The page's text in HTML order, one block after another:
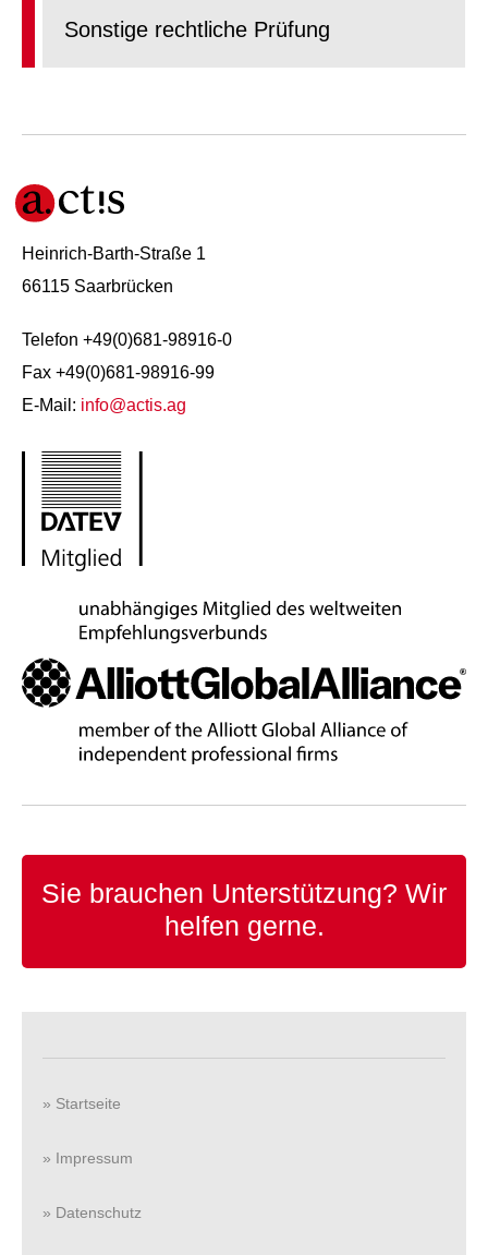
Sonstige rechtliche Prüfung
Heinrich-Barth-Straße 1
66115 Saarbrücken
Telefon +49(0)681-98916-0
Fax +49(0)681-98916-99
E-Mail: info@actis.ag
Sie brauchen Unterstützung? Wir
helfen gerne.
» Startseite
» Impressum
» Datenschutz